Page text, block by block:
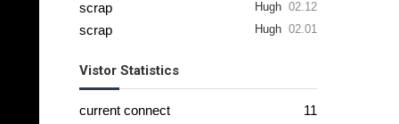
Hugh 02.12
scrap
Hugh 02.01
scrap
Vistor Statistics
current connect
11